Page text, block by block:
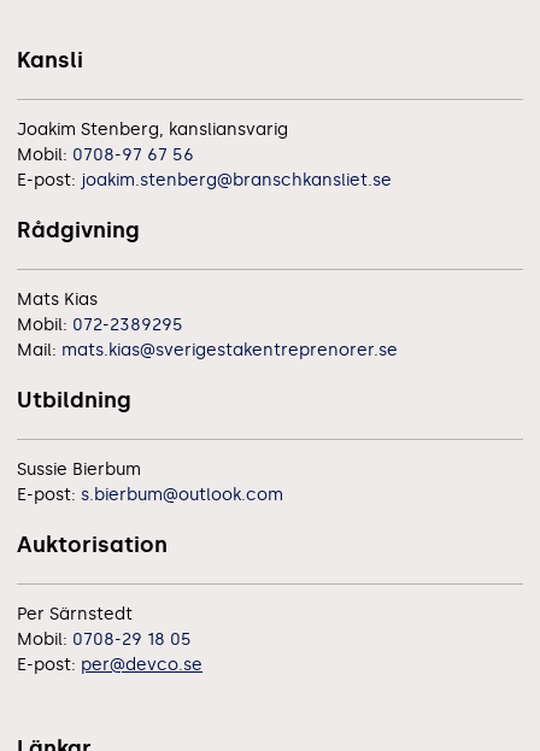
Kansli
Joakim Stenberg, kansliansvarig
Mobil: 0708-97 67 56
E-post: joakim.stenberg@branschkansliet.se
Rådgivning
Mats Kias
Mobil: 072-2389295
Mail: mats.kias@sverigestakentreprenorer.se
Utbildning
Sussie Bierbum
E-post: s.bierbum@outlook.com
Auktorisation
Per Särnstedt
Mobil: 0708-29 18 05
E-post: per@devco.se